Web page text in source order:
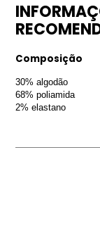
Composição
30% algodão
68% poliamida
2% elastano